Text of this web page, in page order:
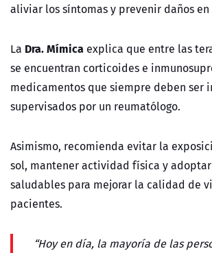
aliviar los síntomas y prevenir daños en
La Dra. Mímica explica que entre las
se encuentran corticoides e
medicamentos que siempre deben ser
supervisados por un reumatólogo.
Asimismo, recomienda evitar la
sol, mantener actividad física y
saludables para mejorar la calidad de
pacientes.
“Hoy en día, la mayoría de las